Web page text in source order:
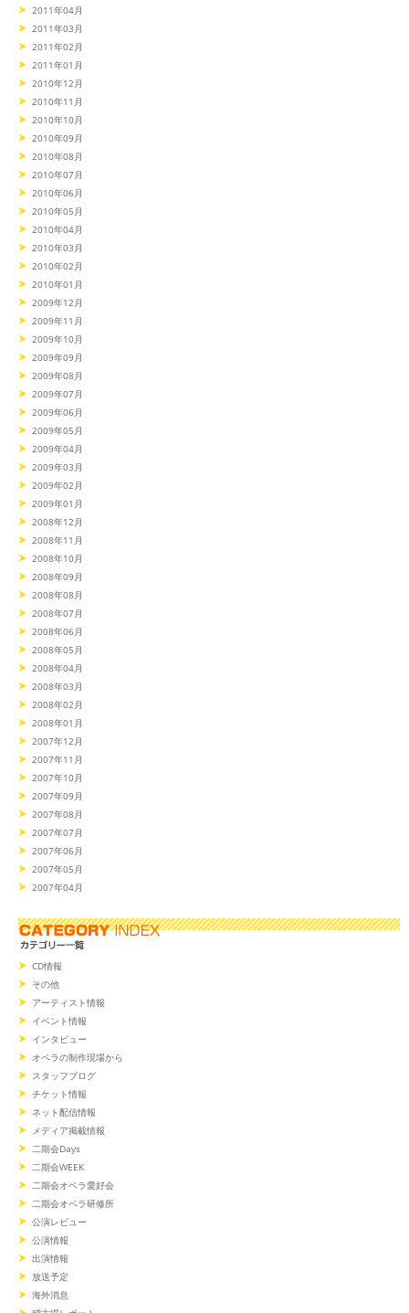
2011年04月
2011年03月
2011年02月
2011年01月
2010年12月
2010年11月
2010年10月
2010年09月
2010年08月
2010年07月
2010年06月
2010年05月
2010年04月
2010年03月
2010年02月
2010年01月
2009年12月
2009年11月
2009年10月
2009年09月
2009年08月
2009年07月
2009年06月
2009年05月
2009年04月
2009年03月
2009年02月
2009年01月
2008年12月
2008年11月
2008年10月
2008年09月
2008年08月
2008年07月
2008年06月
2008年05月
2008年04月
2008年03月
2008年02月
2008年01月
2007年12月
2007年11月
2007年10月
2007年09月
2007年08月
2007年07月
2007年06月
2007年05月
2007年04月
CD情報
その他
アーティスト情報
イベント情報
インタビュー
オペラの制作現場から
スタッフブログ
チケット情報
ネット配信情報
メディア掲載情報
二期会Days
二期会WEEK
二期会オペラ愛好会
二期会オペラ研修所
公演レビュー
公演情報
出演情報
放送予定
海外消息